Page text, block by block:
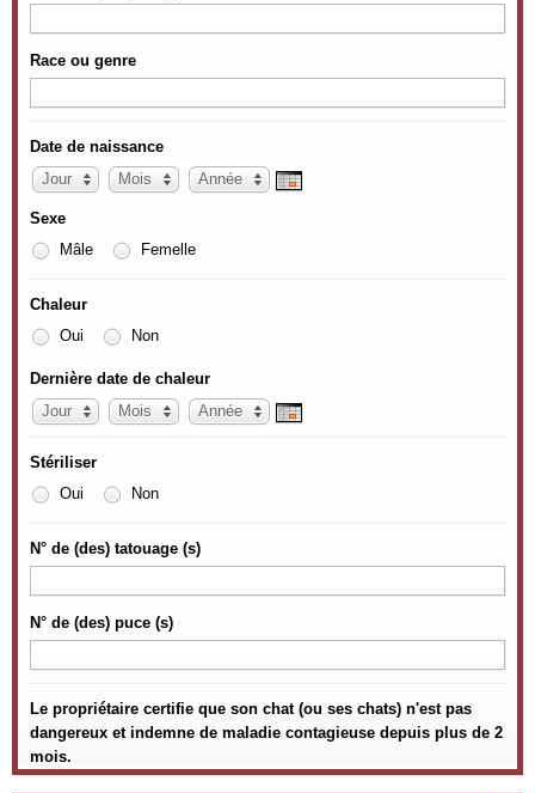
Race ou genre
Date de naissance
Jour
Mois Année
Sexe
Mâle
Femelle
Chaleur
Oui
Non
Dernière date de chaleur
Jour
Mois Année
Stériliser
Oui
Non
N° de (des) tatouage (s)
N° de (des) puce (s)
Le propriétaire certifie que son chat (ou ses chats) n'est pas
dangereux et indemne de maladie contagieuse depuis plus de 2
mois.